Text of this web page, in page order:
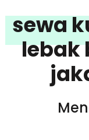
sewa
lebak